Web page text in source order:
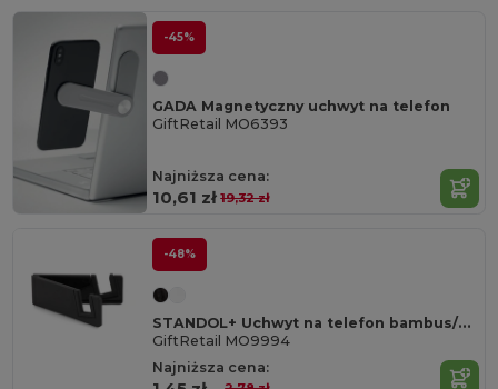
-45%
GADA Magnetyczny uchwyt na telefon
GiftRetail MO6393
Najniższa cena:
10,61 zł 19,32 zł
-48%
STANDOL+ Uchwyt na telefon bambus/ABS
GiftRetail MO9994
Najniższa cena: